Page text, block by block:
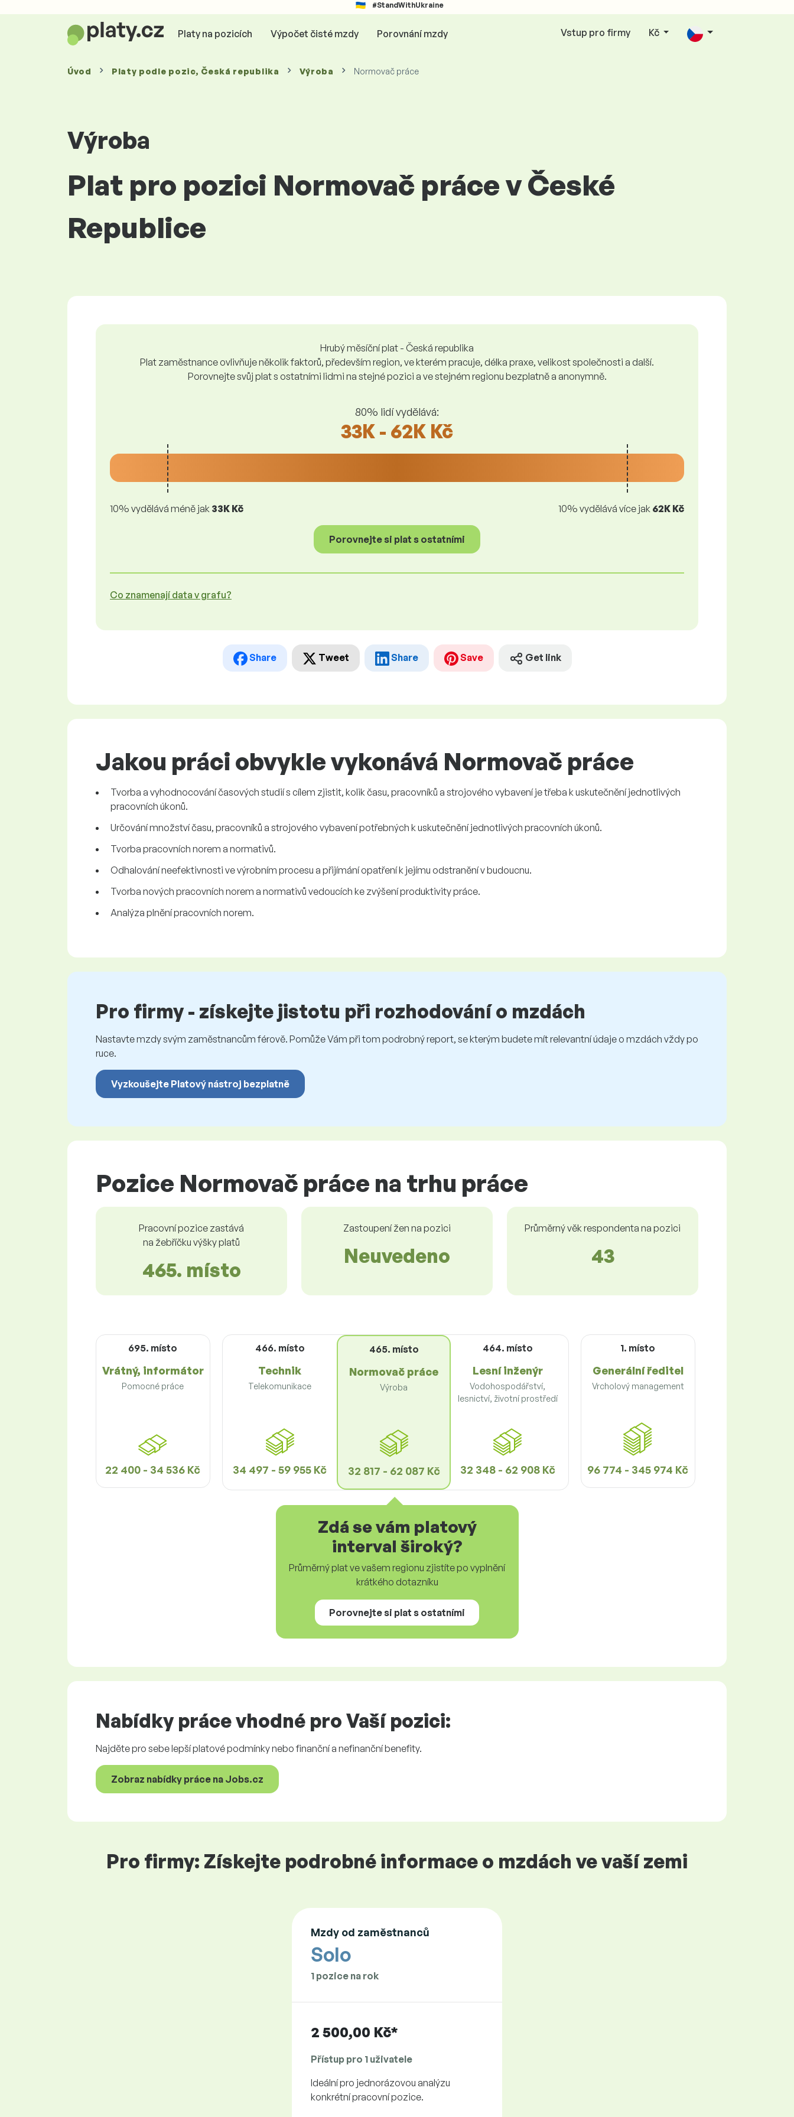
#StandWithUkraine
Platy na pozicích Výpočet čisté mzdy Porovnání mzdy Vstup pro firmy Kč
Úvod Platy podle pozic, Česká republika Výroba Normovač práce
Výroba
Plat pro pozici Normovač práce v České
Republice
Hrubý měsíční plat - Česká republika
Plat zaměstnance ovlivňuje několik faktorů, především region, ve kterém pracuje, délka praxe, velikost společnosti a další.
Porovnejte svůj plat s ostatními lidmi na stejné pozici a ve stejném regionu bezplatně a anonymně.
80% lidí vydělává:
33K - 62K Kč
10% vydělává méně jak 33K Kč 10% vydělává více jak 62K Kč
Porovnejte si plat s ostatními
Co znamenají data v grafu?
Share Tweet Share Save Get link
Jakou práci obvykle vykonává Normovač práce
Tvorba a vyhodnocování časových studií s cílem zjistit, kolik času, pracovníků a strojového vybavení je třeba k uskutečnění jednotlivých
pracovních úkonů.
Určování množství času, pracovníků a strojového vybavení potřebných k uskutečnění jednotlivých pracovních úkonů.
Tvorba pracovních norem a normativů.
Odhalování neefektivnosti ve výrobním procesu a přijímání opatření k jejímu odstranění v budoucnu.
Tvorba nových pracovních norem a normativů vedoucích ke zvýšení produktivity práce.
Analýza plnění pracovních norem.
Pro firmy - získejte jistotu při rozhodování o mzdách
Nastavte mzdy svým zaměstnancům férově. Pomůže Vám při tom podrobný report, se kterým budete mít relevantní údaje o mzdách vždy po
ruce.
Vyzkoušejte Platový nástroj bezplatně
Pozice Normovač práce na trhu práce
Pracovní pozice zastává
na žebříčku výšky platů
465. místo
Zastoupení žen na pozici
Neuvedeno
Průměrný věk respondenta na pozici
43
695. místo
Vrátný, informátor
Pomocné práce
22 400 - 34 536 Kč
466. místo
Technik
Telekomunikace
34 497 - 59 955 Kč
465. místo
Normovač práce
Výroba
32 817 - 62 087 Kč
464. místo
Lesní inženýr
Vodohospodářství,
lesnictví, životní prostředí
32 348 - 62 908 Kč
1. místo
Generální ředitel
Vrcholový management
96 774 - 345 974 Kč
Zdá se vám platový
interval široký?
Průměrný plat ve vašem regionu zjistíte po vyplnění
krátkého dotazníku
Porovnejte si plat s ostatními
Nabídky prácevhodné pro Vaší pozici:
Najděte pro sebe lepší platové podmínky nebo finanční a nefinanční benefity.
Zobraz nabídky práce na Jobs.cz
Pro firmy: Získejte podrobné informace o mzdách ve vaší zemi
Mzdy od zaměstnanců
Solo
1 pozice na rok
2 500,00 Kč*
Přístup pro 1 uživatele
Ideální pro jednorázovou analýzu
konkrétní pracovní pozice.